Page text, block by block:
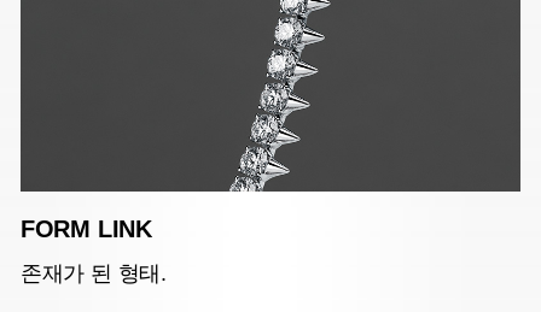
FORM LINK
존재가 된 형태.